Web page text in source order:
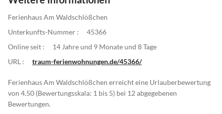
Ferienhaus Am Waldschlößchen
Unterkunfts-Nummer :
45366
Online seit :
14 Jahre und 9 Monate und 8 Tage
URL :
traum-ferienwohnungen.de/45366/
Ferienhaus Am Waldschlößchen erreicht eine Urlauberbewertung
von 4.50 (Bewertungsskala: 1 bis 5) bei 12 abgegebenen
Bewertungen.